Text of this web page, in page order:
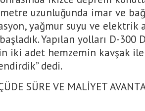
uzunluğunda imar ve
yağmur suyu ve elektrik
Yapılan yolları D-300
iki adet hemzemin kavşak
dedi.
SÜRE VE MALİYET